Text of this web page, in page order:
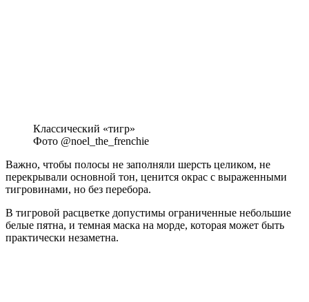
Классический «тигр»
Фото @noel_the_frenchie
Важно, чтобы полосы не заполняли шерсть целиком, не
перекрывали основной тон, ценится окрас с выраженными
тигровинами, но без перебора.
В тигровой расцветке допустимы ограниченные небольшие
белые пятна, и темная маска на морде, которая может быть
практически незаметна.